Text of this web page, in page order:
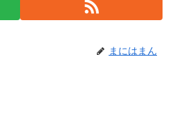
まにはまん